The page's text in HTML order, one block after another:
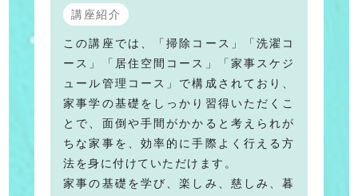
講座紹介
この講座では、「掃除コース」「洗濯コ
ース」「居住空間コース」「家事スケジ
ュール管理コース」で構成されており、
家事学の基礎をしっかり習得いただくこ
とで、面倒や手間がかかると考えられが
ちな家事を、効率的に手際よく行える方
法を身に付けていただけます。
家事の基礎を学び、楽しみ、慈しみ、暮